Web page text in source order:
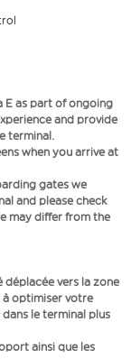
E as part of ongoing
and provide
terminal.
when you arrive at
gates we
and please check
may differ from the
déplacée vers la zone
à optimiser votre
le terminal plus
ainsi que les